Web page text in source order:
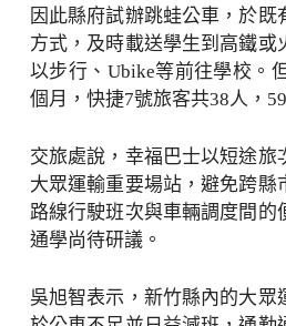
因此縣府試辦跳蛙公車，於既
方式，及時載送學生到高鐵或
以步行、Ubike等前往學校。
個月，快捷7號旅客共38人，
交旅處說，幸福巴士以短途旅
大眾運輸重要場站，避免跨縣
路線行駛班次與車輛調度間的
通學尚待研議。
吳旭智表示，新竹縣內的大眾